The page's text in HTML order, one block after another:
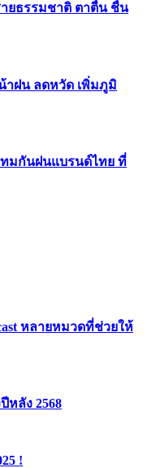
ยธรรมชาติ ตาตื่น ชื่น
าฝน ลดหวัด เพิ่มภูมิ
ทมกันฝนแบรนด์ไทย ที่
หลายหมวดที่ช่วยให้
หลัง 2568
!